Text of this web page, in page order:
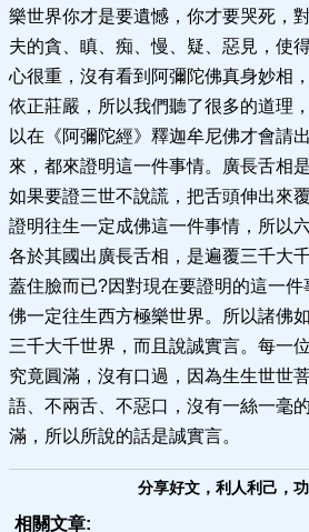
樂世界你才是要遺憾，你才要哭死，
夫的貪、瞋、痴、慢、疑、惡見，使
心很重，沒有看到阿彌陀佛真身妙相
依正莊嚴，所以我們聽了很多的道理
以在《阿彌陀經》釋迦牟尼佛才會請
來，都來證明這一件事情。廣長舌相
如果要證三世不說謊，把舌頭伸出來
證明往生一定成佛這一件事情，所以
各於其國出廣長舌相，是遍覆三千大
蓋住臉而已?因對現在要證明的這一
佛一定往生西方極樂世界。所以諸佛
三千大千世界，而且說誠實言。每一
究竟圓滿，沒有口過，因為生生世世
語、不兩舌、不惡口，沒有一絲一毫
滿，所以所說的話是誠實言。
分享好文，利人利己，
相關文章: